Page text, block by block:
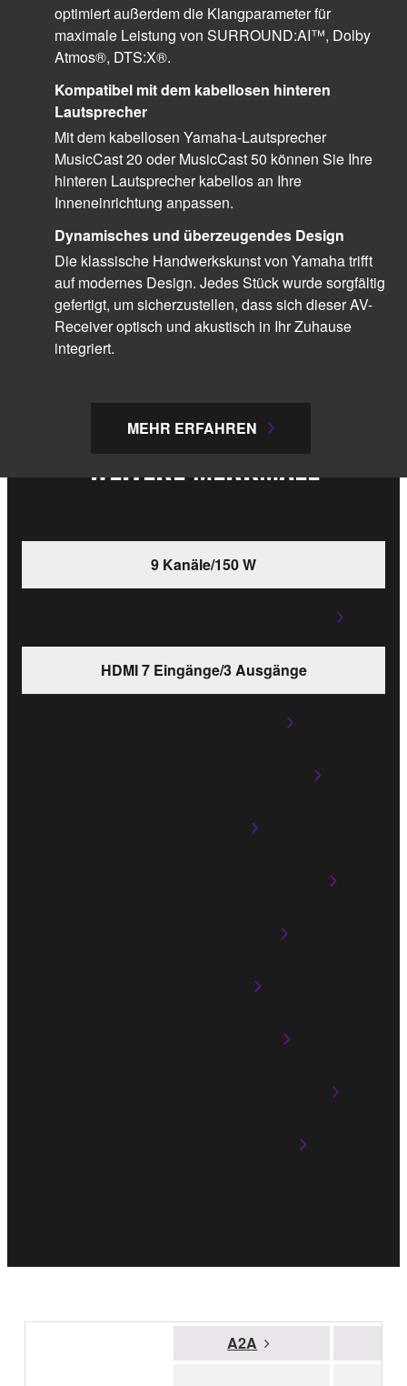
optimiert außerdem die Klangparameter für
maximale Leistung von SURROUND:AI™, Dolby
Atmos®, DTS:X®.
Kompatibel mit dem kabellosen hinteren
Lautsprecher
Mit dem kabellosen Yamaha-Lautsprecher
MusicCast 20 oder MusicCast 50 können Sie Ihre
hinteren Lautsprecher kabellos an Ihre
Inneneinrichtung anpassen.
Dynamisches und überzeugendes Design
Die klassische Handwerkskunst von Yamaha trifft
auf modernes Design. Jedes Stück wurde sorgfältig
gefertigt, um sicherzustellen, dass sich dieser AV-
Receiver optisch und akustisch in Ihr Zuhause
integriert.
MEHR ERFAHREN
WEITERE MERKMALE
9 Kanäle/150 W
HDMI 7 Eingänge/3 Ausgänge
A2A